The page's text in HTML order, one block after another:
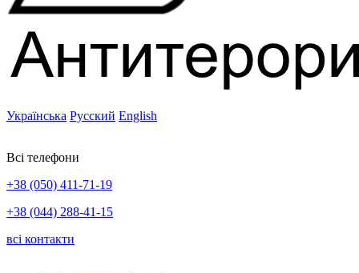
Українська Русский English
Всі телефони
+38 (050) 411-71-19
+38 (044) 288-41-15
всі контакти